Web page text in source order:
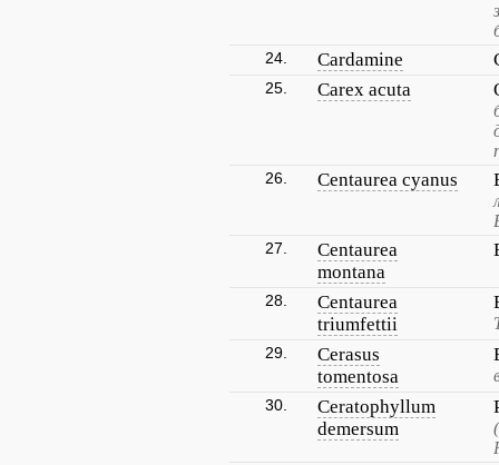
24. Cardamine
25. Carex acuta
26. Centaurea cyanus
27.
Centaurea
montana
28.
Centaurea
triumfettii
29.
Cerasus
tomentosa
30.
Ceratophyllum
demersum